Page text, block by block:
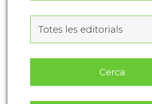
Totes les editorials
Cerca